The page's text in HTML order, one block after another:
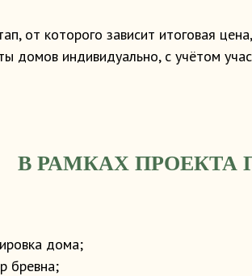
от которого зависит итоговая
домов индивидуально, с учётом
В РАМКАХ ПРОЕКТА
дома;
бревна;